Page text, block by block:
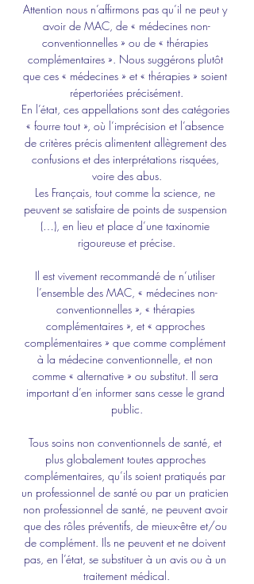
Attention nous n’affirmons pas qu’il ne peut y
avoir de MAC, de « médecines non-
conventionnelles » ou de « thérapies
complémentaires ». Nous suggérons plutôt
que ces « médecines » et « thérapies » soient
répertoriées précisément.
En l’état, ces appellations sont des catégories
« fourre tout », où l’imprécision et l’absence
de critères précis alimentent allègrement des
confusions et des interprétations risquées,
voire des abus.
Les Français, tout comme la science, ne
peuvent se satisfaire de points de suspension
(…), en lieu et place d’une taxinomie
rigoureuse et précise.
Il est vivement recommandé de n’utiliser
l’ensemble des MAC, « médecines non-
conventionnelles », « thérapies
complémentaires », et « approches
complémentaires » que comme complément
à la médecine conventionnelle, et non
comme « alternative » ou substitut. Il sera
important d’en informer sans cesse le grand
public.
Tous soins non conventionnels de santé, et
plus globalement toutes approches
complémentaires, qu’ils soient pratiqués par
un professionnel de santé ou par un praticien
non professionnel de santé, ne peuvent avoir
que des rôles préventifs, de mieux-être et/ou
de complément. Ils ne peuvent et ne doivent
pas, en l’état, se substituer à un avis ou à un
traitement médical.